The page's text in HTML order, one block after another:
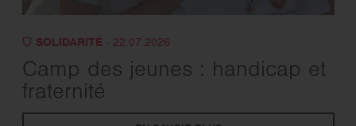
SOLIDARITÉ- 22.07.2026
Camp des jeunes : handicap et
fraternité